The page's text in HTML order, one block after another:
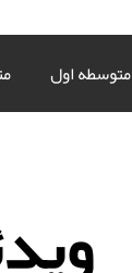
متوسطه اول